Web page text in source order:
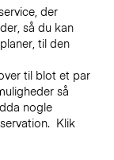
der
så du kan
til den
til blot et par
så
nogle
Klik